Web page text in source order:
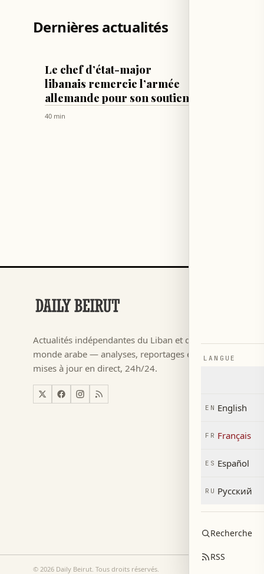
Dernières actualités
Le chef d’état-major
libanais remercie l’armée
allemande pour son soutien
40 min
Actualités indépendantes du Liban et du
monde arabe — analyses, reportages et
mises à jour en direct, 24h/24.
٢٠٢٦
→ Actualités
Monde
© 2026 Daily Beirut. Tous droits réservés.
LANGUE
EN English
FR Français
ES Español
RU Русский
Recherche
RSS